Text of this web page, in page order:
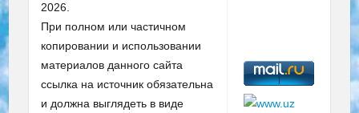
2026.
При полном или частичном
копировании и использовании
материалов данного сайта
ссылка на источник обязательна
и должна выглядеть в виде